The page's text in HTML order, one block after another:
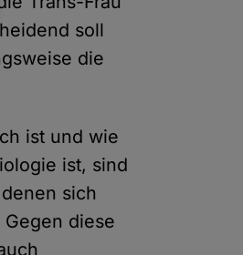
soll
die
ist und wie
ist, sind
sich
diese